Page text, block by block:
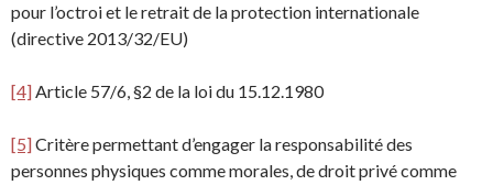
pour l’octroi et le retrait de la protection internationale
(directive 2013/32/EU)
[4]Article 57/6, §2 de la loi du 15.12.1980
[5]Critère permettant d’engager la responsabilité des
personnes physiques comme morales, de droit privé comme